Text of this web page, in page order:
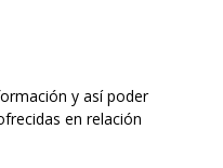
y así poder
en relación